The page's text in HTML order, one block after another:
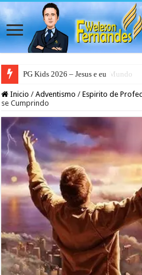
PG Teens 2026 – A Luz do Mundo
Inicio / Adventismo / Espirito de
se Cumprindo